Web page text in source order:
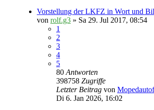
Vorstellung der LKFZ in Wort und
von rolf.g3 » Sa 29. Jul 2017, 08:54
1
2
3
4
5
80Antworten
398758 Zugriffe
Letzter Beitrag von
Di 6. Jan 2026, 16:02